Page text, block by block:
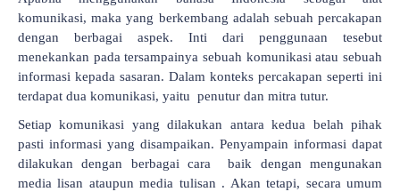
komunikasi, maka yang berkembang adalah sebuah percakapan
dengan berbagai aspek. Inti dari penggunaan tesebut
menekankan pada tersampainya sebuah komunikasi atau sebuah
informasi kepada sasaran. Dalam konteks percakapan seperti ini
terdapat dua komunikasi, yaitu penutur dan mitra tutur.
Setiap komunikasi yang dilakukan antara kedua belah pihak
pasti informasi yang disampaikan. Penyampain informasi dapat
dilakukan dengan berbagai cara baik dengan mengunakan
media lisan ataupun media tulisan . Akan tetapi, secara umum